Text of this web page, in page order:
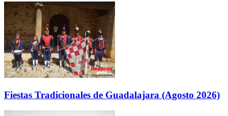
Fiestas Tradicionales de Guadalajara (Agosto 2026)